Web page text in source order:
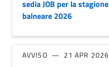
sedia JOB per la stagione
balneare 2026
AVVISO 21 APR 2026